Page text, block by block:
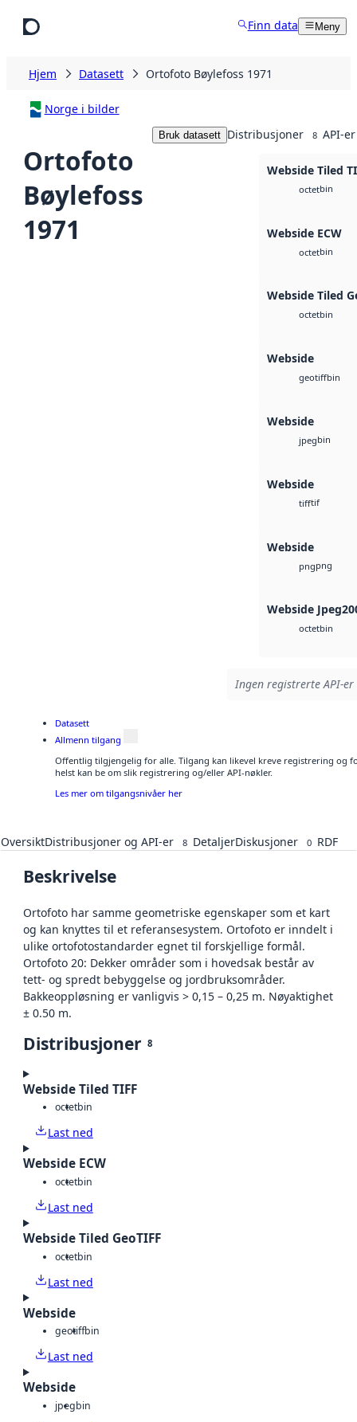
Finn data Meny
Hjem Datasett Ortofoto Bøylefoss 1971
Norge i bilder
Ortofoto
Bøylefoss
1971
Bruk datasett Distribusjoner 8 API-er
Webside Tiled
octetbin
Webside ECW
octetbin
Webside Tiled
octetbin
Webside
geotiffbin
Webside
jpegbin
Webside
tifftif
Webside
pngpng
Webside
octetbin
Ingen registrerte API-
Datasett
Allmenn tilgang
Offentlig tilgjengelig for alle. Tilgang kan likevel kreve registrering og
helst kan be om slik registrering og/eller API-nøkler.
Les mer om tilgangsnivåer her
OversiktDistribusjoner og API-er 8 DetaljerDiskusjoner 0 RDF
Beskrivelse
Ortofoto har samme geometriske egenskaper som et kart
og kan knyttes til et referansesystem. Ortofoto er inndelt i
ulike ortofotostandarder egnet til forskjellige formål.
Ortofoto 20: Dekker områder som i hovedsak består av
tett- og spredt bebyggelse og jordbruksområder.
Bakkeoppløsning er vanligvis > 0,15 – 0,25 m. Nøyaktighet
± 0.50 m.
Distribusjoner 8
Webside Tiled TIFF
octetbin
Last ned
Webside ECW
octetbin
Last ned
Webside Tiled GeoTIFF
octetbin
Last ned
Webside
geotiffbin
Last ned
Webside
jpegbin